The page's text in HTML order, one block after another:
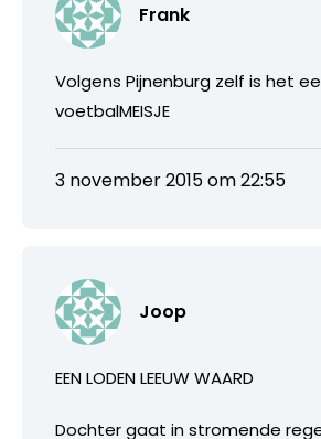
Frank
Volgens Pijnenburg zelf is het
voetbalMEISJE
3 november 2015 om 22:55
Joop
EEN LODEN LEEUW WAARD
Dochter gaat in stromende